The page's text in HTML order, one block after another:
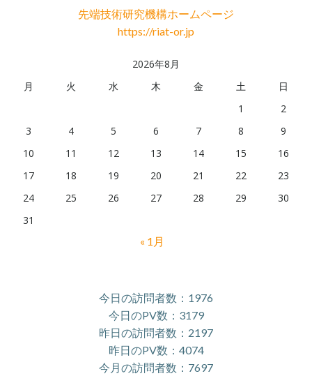
カ
イ
先端技術研究機構ホームページ
https://riat-or.jp
2026年8月
月
火 水 木 金 土
日
1
2
3
4 5 6 7 8
9
10
11 12 13 14 15
16
17
18 19 20 21 22
23
24
25 26 27 28 29
30
31
« 1月
今日の訪問者数：1976
今日のPV数：3179
昨日の訪問者数：2197
昨日のPV数：4074
今月の訪問者数：7697